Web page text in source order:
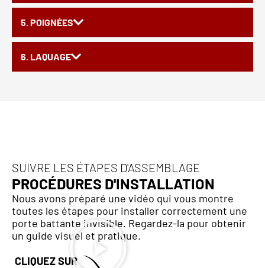
5. POIGNÉES
6. LAQUAGE
SUIVRE LES ÉTAPES D'ASSEMBLAGE
PROCÉDURES D'INSTALLATION
Nous avons préparé une vidéo qui vous montre
toutes les étapes pour installer correctement une
porte battante invisible. Regardez-la pour obtenir
un guide visuel et pratique.
CLIQUEZ SUR